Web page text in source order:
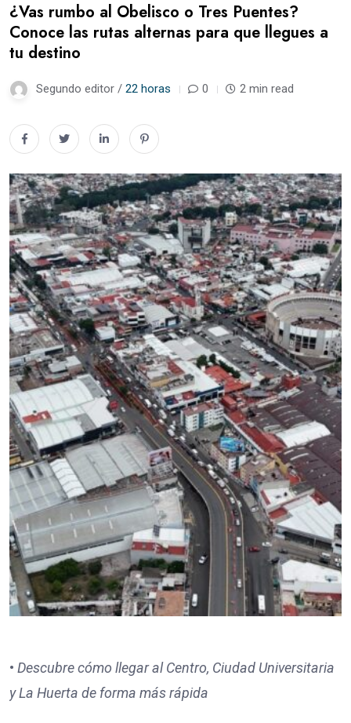
¿Vas rumbo al Obelisco o Tres Puentes?
Conoce las rutas alternas para que llegues a
tu destino
Segundo editor / 22 horas 0 2 min read
• Descubre cómo llegar al Centro, Ciudad Universitaria
y La Huerta de forma más rápida